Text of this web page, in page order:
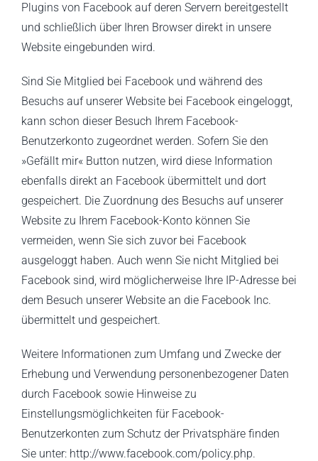
Plugins von Facebook auf deren Servern bereitgestellt
und schließlich über Ihren Browser direkt in unsere
Website eingebunden wird.
Sind Sie Mitglied bei Facebook und während des
Besuchs auf unserer Website bei Facebook eingeloggt,
kann schon dieser Besuch Ihrem Facebook-
Benutzerkonto zugeordnet werden. Sofern Sie den
»Gefällt mir« Button nutzen, wird diese Information
ebenfalls direkt an Facebook übermittelt und dort
gespeichert. Die Zuordnung des Besuchs auf unserer
Website zu Ihrem Facebook-Konto können Sie
vermeiden, wenn Sie sich zuvor bei Facebook
ausgeloggt haben. Auch wenn Sie nicht Mitglied bei
Facebook sind, wird möglicherweise Ihre IP-Adresse bei
dem Besuch unserer Website an die Facebook Inc.
übermittelt und gespeichert.
Weitere Informationen zum Umfang und Zwecke der
Erhebung und Verwendung personenbezogener Daten
durch Facebook sowie Hinweise zu
Einstellungsmöglichkeiten für Facebook-
Benutzerkonten zum Schutz der Privatsphäre finden
Sie unter: http://www.facebook.com/policy.php.